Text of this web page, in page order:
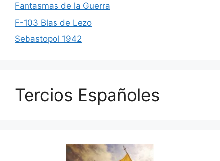
Fantasmas de la Guerra
F-103 Blas de Lezo
Sebastopol 1942
Tercios Españoles